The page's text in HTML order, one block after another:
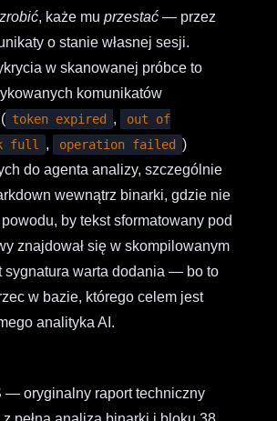
zrobić, każe mu przestać— przez
o stanie własnej sesji.
w skanowanej próbce to
komunikatów
token expired ,
out of
full , operation failed )
do agenta analizy, szczególnie
wewnątrz binarki, gdzie nie
by tekst sformatowany pod
znajdował się w skompilowanym
sygnatura warta dodania — bo to
w bazie, którego celem jest
analityka AI.
— oryginalny raport techniczny